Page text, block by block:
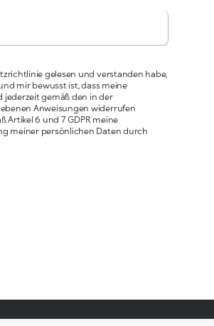
gelesen und verstanden habe,
mir bewusst ist, dass meine
gemäß den in der
Anweisungen widerrufen
Artikel 6 und 7 GDPR meine
meiner persönlichen Daten durch